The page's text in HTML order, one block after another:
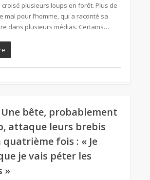
croisé plusieurs loups en forêt. Plus de
mal pour l’homme, qui a raconté sa
dans plusieurs médias. Certains…
Une bête, probablement
attaque leurs brebis
fois : « Je
je vais péter les
»